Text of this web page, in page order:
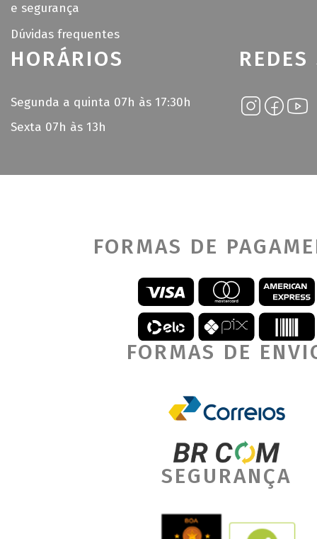
e segurança
Dúvidas frequentes
HORÁRIOS
Segunda a quinta 07h às 17:30h
Sexta 07h às 13h
FORMAS DE
FORMAS DE
SEGURANÇA